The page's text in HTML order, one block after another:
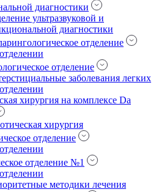
диагностики
ультразвуковой и
диагностики
отделение
отделение
заболевания легких
хирургия на комплексе Da
хирургия
отделение
отделение №1
методики лечения